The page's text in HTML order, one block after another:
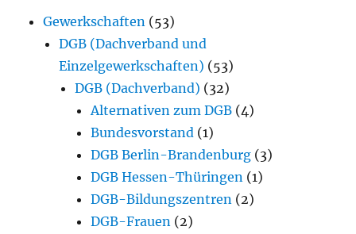
Gewerkschaften (53)
DGB (Dachverband und
Einzelgewerkschaften) (53)
DGB (Dachverband) (32)
Alternativen zum DGB (4)
Bundesvorstand (1)
DGB Berlin-Brandenburg (3)
DGB Hessen-Thüringen (1)
DGB-Bildungszentren (2)
DGB-Frauen (2)